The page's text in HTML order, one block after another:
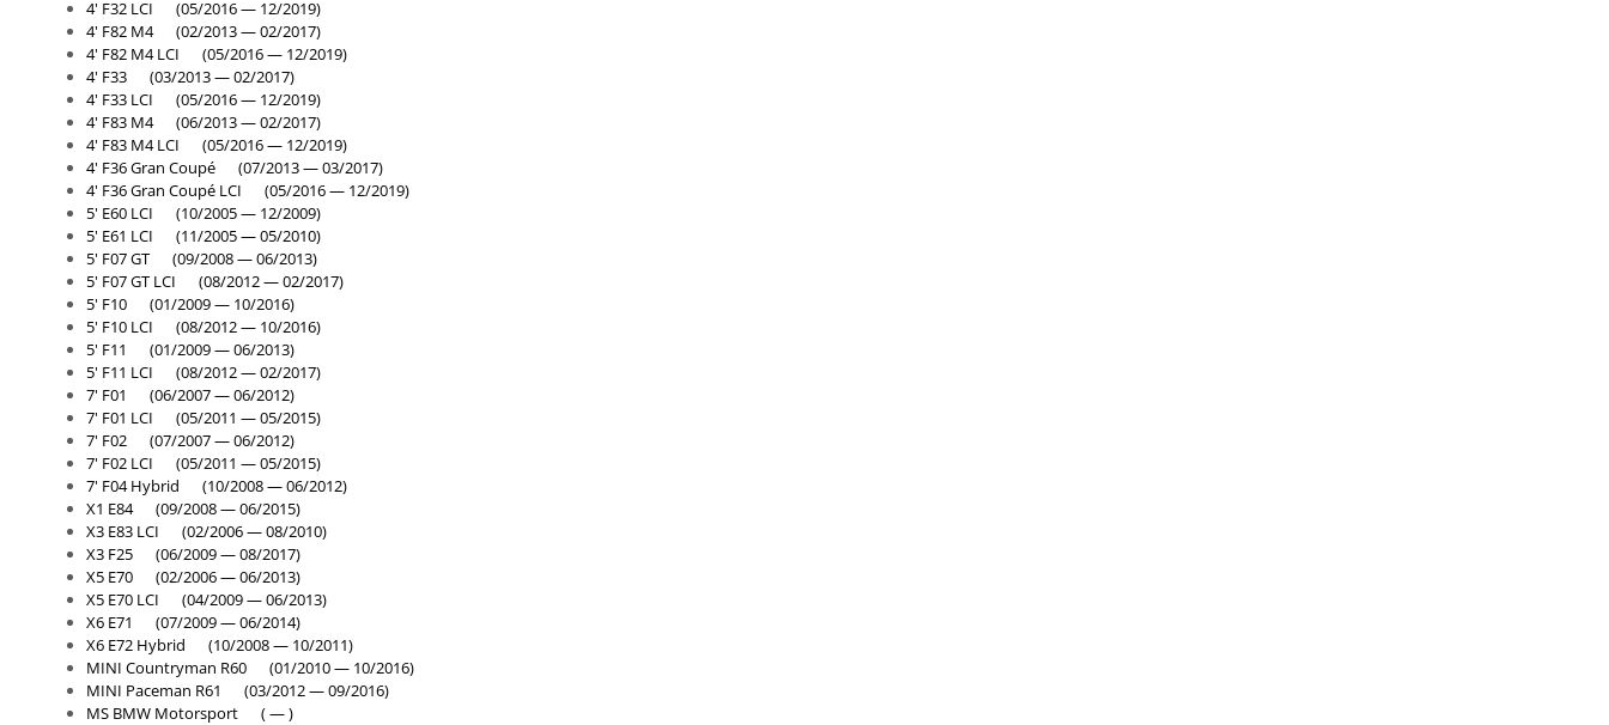
Filtru aer
Filtru combustibil
Filtru polen
Filtru ulei
KIT REVIZIE
INTERIOR
Interior
Fata usă
Torpedou
KIT REVIZIE ULEI MOTOR
Lichide
Aditivi
Antigel
Lichid frana
Silicon
4' F32 LCI (05/2016 — 12/2019)
4' F82 M4 (02/2013 — 02/2017)
4' F82 M4 LCI (05/2016 — 12/2019)
4' F33 (03/2013 — 02/2017)
4' F33 LCI (05/2016 — 12/2019)
4' F83 M4 (06/2013 — 02/2017)
4' F83 M4 LCI (05/2016 — 12/2019)
4' F36 Gran Coupé (07/2013 — 03/2017)
4' F36 Gran Coupé LCI (05/2016 — 12/2019)
5' E60 LCI (10/2005 — 12/2009)
5' E61 LCI (11/2005 — 05/2010)
5' F07 GT (09/2008 — 06/2013)
5' F07 GT LCI (08/2012 — 02/2017)
5' F10 (01/2009 — 10/2016)
5' F10 LCI (08/2012 — 10/2016)
5' F11 (01/2009 — 06/2013)
5' F11 LCI (08/2012 — 02/2017)
7' F01 (06/2007 — 06/2012)
7' F01 LCI (05/2011 — 05/2015)
7' F02 (07/2007 — 06/2012)
7' F02 LCI (05/2011 — 05/2015)
7' F04 Hybrid (10/2008 — 06/2012)
X1 E84 (09/2008 — 06/2015)
X3 E83 LCI (02/2006 — 08/2010)
X3 F25 (06/2009 — 08/2017)
X5 E70 (02/2006 — 06/2013)
X5 E70 LCI (04/2009 — 06/2013)
X6 E71 (07/2009 — 06/2014)
X6 E72 Hybrid (10/2008 — 10/2011)
MINI Countryman R60 (01/2010 — 10/2016)
MINI Paceman R61 (03/2012 — 09/2016)
MS BMW Motorsport ( — )